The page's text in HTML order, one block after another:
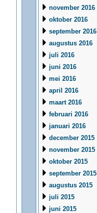
november 2016
oktober 2016
september 2016
augustus 2016
juli 2016
juni 2016
mei 2016
april 2016
maart 2016
februari 2016
januari 2016
december 2015
november 2015
oktober 2015
september 2015
augustus 2015
juli 2015
juni 2015